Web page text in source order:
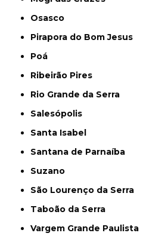
Osasco
Pirapora do Bom Jesus
Poá
Ribeirão Pires
Rio Grande da Serra
Salesópolis
Santa Isabel
Santana de Parnaíba
Suzano
São Lourenço da Serra
Taboão da Serra
Vargem Grande Paulista